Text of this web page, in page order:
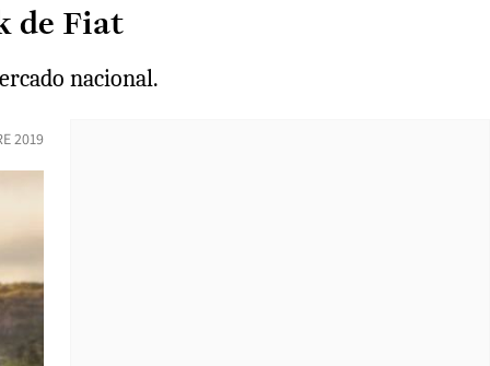
de Fiat
nacional.
2019